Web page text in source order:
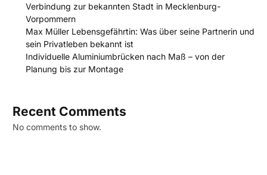
Verbindung zur bekannten Stadt in Mecklenburg-
Vorpommern
Max Müller Lebensgefährtin: Was über seine Partnerin und
sein Privatleben bekannt ist
Individuelle Aluminiumbrücken nach Maß – von der
Planung bis zur Montage
Recent Comments
No comments to show.